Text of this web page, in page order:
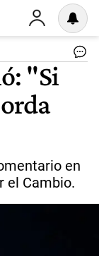
"Si
en
el Cambio.